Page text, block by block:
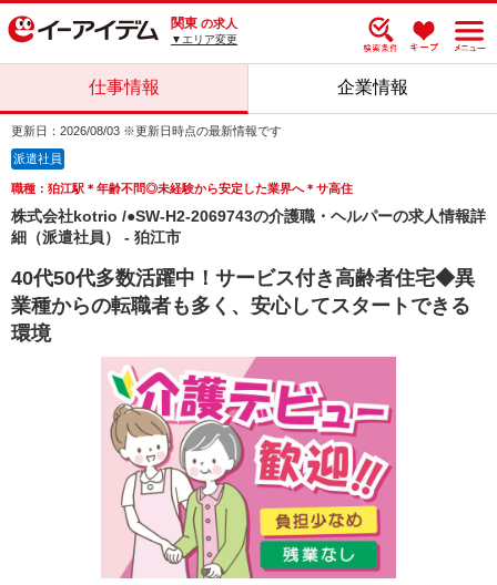
関東 の求人
▼エリア変更
仕事情報 企業情報
更新日：2026/08/03 ※更新日時点の最新情報です
派遣社員
職種：狛江駅＊年齢不問◎未経験から安定した業界へ＊サ高住
株式会社kotrio /●SW-H2-2069743の介護職・ヘルパーの求人情報詳
細（派遣社員） - 狛江市
40代50代多数活躍中！サービス付き高齢者住宅◆異
業種からの転職者も多く、安心してスタートできる
環境